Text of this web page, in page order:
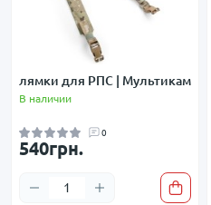
лямки для РПС | Мультикам
В наличии
0
540грн.